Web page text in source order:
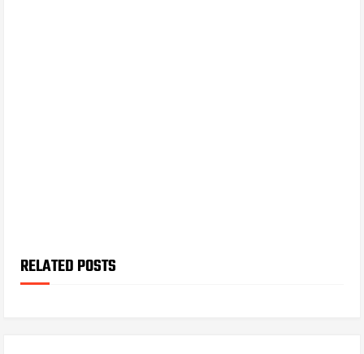
RELATED POSTS